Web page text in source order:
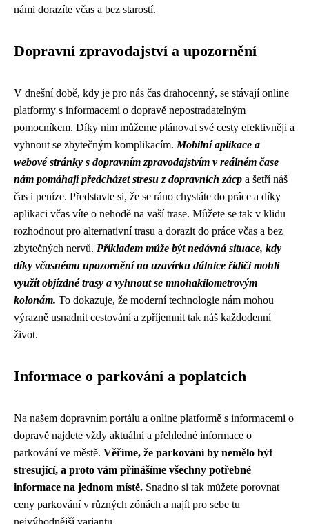
námi dorazíte včas a bez starostí.
Dopravní zpravodajství a upozornění
V dnešní době, kdy je pro nás čas drahocenný, se stávají online
platformy s informacemi o dopravě nepostradatelným
pomocníkem. Díky nim můžeme plánovat své cesty efektivněji a
vyhnout se zbytečným komplikacím. Mobilní aplikace a
webové stránky s dopravním zpravodajstvím v reálném čase
nám pomáhají předcházet stresu z dopravních zácp a šetří náš
čas i peníze. Představte si, že se ráno chystáte do práce a díky
aplikaci včas víte o nehodě na vaší trase. Můžete se tak v klidu
rozhodnout pro alternativní trasu a dorazit do práce včas a bez
zbytečných nervů. Příkladem může být nedávná situace, kdy
díky včasnému upozornění na uzavírku dálnice řidiči mohli
využít objízdné trasy a vyhnout se mnohakilometrovým
kolonám. To dokazuje, že moderní technologie nám mohou
výrazně usnadnit cestování a zpříjemnit tak náš každodenní
život.
Informace o parkování a poplatcích
Na našem dopravním portálu a online platformě s informacemi o
dopravě najdete vždy aktuální a přehledné informace o
parkování ve městě. Věříme, že parkování by nemělo být
stresující, a proto vám přinášíme všechny potřebné
informace na jednom místě. Snadno si tak můžete porovnat
ceny parkování v různých zónách a najít pro sebe tu
nejvýhodnější variantu.